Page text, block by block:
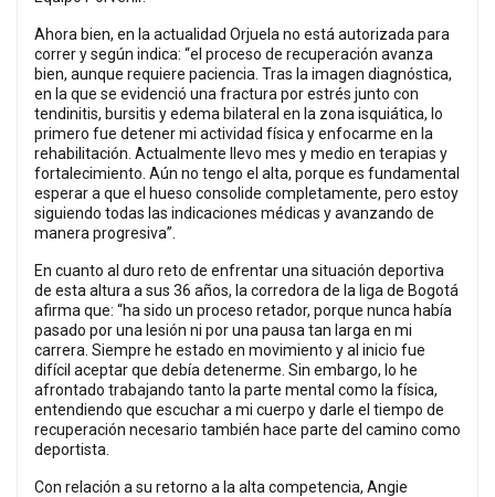
Ahora bien, en la actualidad Orjuela no está autorizada para
correr y según indica: “el proceso de recuperación avanza
bien, aunque requiere paciencia. Tras la imagen diagnóstica,
en la que se evidenció una fractura por estrés junto con
tendinitis, bursitis y edema bilateral en la zona isquiática, lo
primero fue detener mi actividad física y enfocarme en la
rehabilitación. Actualmente llevo mes y medio en terapias y
fortalecimiento. Aún no tengo el alta, porque es fundamental
esperar a que el hueso consolide completamente, pero estoy
siguiendo todas las indicaciones médicas y avanzando de
manera progresiva”.
En cuanto al duro reto de enfrentar una situación deportiva
de esta altura a sus 36 años, la corredora de la liga de Bogotá
afirma que: “ha sido un proceso retador, porque nunca había
pasado por una lesión ni por una pausa tan larga en mi
carrera. Siempre he estado en movimiento y al inicio fue
difícil aceptar que debía detenerme. Sin embargo, lo he
afrontado trabajando tanto la parte mental como la física,
entendiendo que escuchar a mi cuerpo y darle el tiempo de
recuperación necesario también hace parte del camino como
deportista.
Con relación a su retorno a la alta competencia, Angie